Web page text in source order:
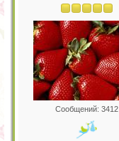
Сообщений: 3412